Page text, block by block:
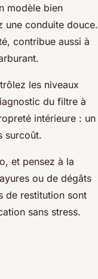
modèle bien
une conduite douce.
contribue aussi à
les niveaux
du filtre à
intérieure : un
surcoût.
et pensez à la
ou de dégâts
de restitution sont
sans stress.